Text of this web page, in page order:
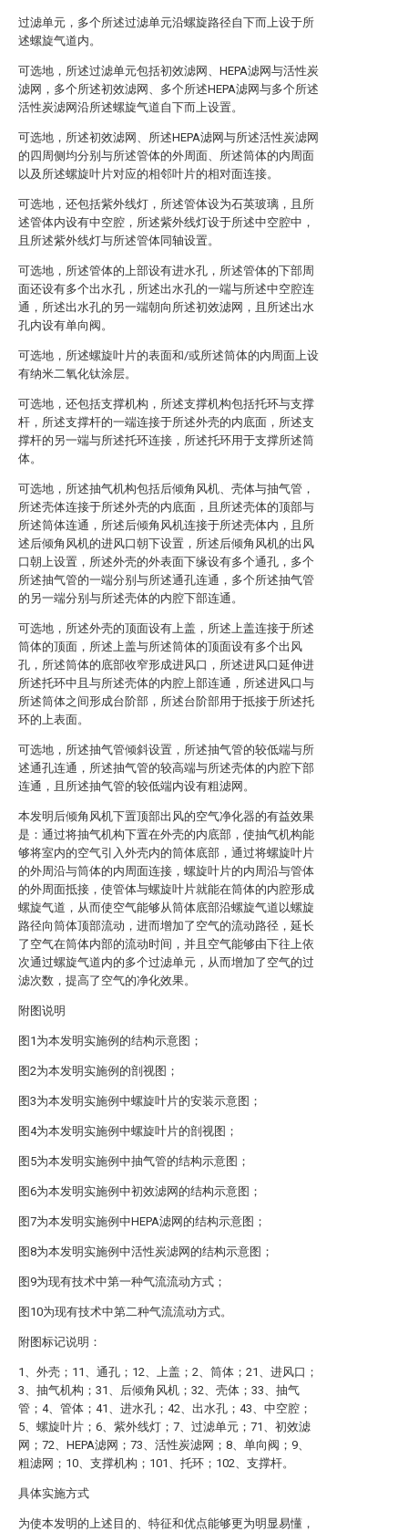
过滤单元，多个所述过滤单元沿螺旋路径自下而上设于所
述螺旋气道内。
可选地，所述过滤单元包括初效滤网、HEPA滤网与活性炭
滤网，多个所述初效滤网、多个所述HEPA滤网与多个所述
活性炭滤网沿所述螺旋气道自下而上设置。
可选地，所述初效滤网、所述HEPA滤网与所述活性炭滤网
的四周侧均分别与所述管体的外周面、所述筒体的内周面
以及所述螺旋叶片对应的相邻叶片的相对面连接。
可选地，还包括紫外线灯，所述管体设为石英玻璃，且所
述管体内设有中空腔，所述紫外线灯设于所述中空腔中，
且所述紫外线灯与所述管体同轴设置。
可选地，所述管体的上部设有进水孔，所述管体的下部周
面还设有多个出水孔，所述出水孔的一端与所述中空腔连
通，所述出水孔的另一端朝向所述初效滤网，且所述出水
孔内设有单向阀。
可选地，所述螺旋叶片的表面和/或所述筒体的内周面上设
有纳米二氧化钛涂层。
可选地，还包括支撑机构，所述支撑机构包括托环与支撑
杆，所述支撑杆的一端连接于所述外壳的内底面，所述支
撑杆的另一端与所述托环连接，所述托环用于支撑所述筒
体。
可选地，所述抽气机构包括后倾角风机、壳体与抽气管，
所述壳体连接于所述外壳的内底面，且所述壳体的顶部与
所述筒体连通，所述后倾角风机连接于所述壳体内，且所
述后倾角风机的进风口朝下设置，所述后倾角风机的出风
口朝上设置，所述外壳的外表面下缘设有多个通孔，多个
所述抽气管的一端分别与所述通孔连通，多个所述抽气管
的另一端分别与所述壳体的内腔下部连通。
可选地，所述外壳的顶面设有上盖，所述上盖连接于所述
筒体的顶面，所述上盖与所述筒体的顶面设有多个出风
孔，所述筒体的底部收窄形成进风口，所述进风口延伸进
所述托环中且与所述壳体的内腔上部连通，所述进风口与
所述筒体之间形成台阶部，所述台阶部用于抵接于所述托
环的上表面。
可选地，所述抽气管倾斜设置，所述抽气管的较低端与所
述通孔连通，所述抽气管的较高端与所述壳体的内腔下部
连通，且所述抽气管的较低端内设有粗滤网。
本发明后倾角风机下置顶部出风的空气净化器的有益效果
是：通过将抽气机构下置在外壳的内底部，使抽气机构能
够将室内的空气引入外壳内的筒体底部，通过将螺旋叶片
的外周沿与筒体的内周面连接，螺旋叶片的内周沿与管体
的外周面抵接，使管体与螺旋叶片就能在筒体的内腔形成
螺旋气道，从而使空气能够从筒体底部沿螺旋气道以螺旋
路径向筒体顶部流动，进而增加了空气的流动路径，延长
了空气在筒体内部的流动时间，并且空气能够由下往上依
次通过螺旋气道内的多个过滤单元，从而增加了空气的过
滤次数，提高了空气的净化效果。
附图说明
图1为本发明实施例的结构示意图；
图2为本发明实施例的剖视图；
图3为本发明实施例中螺旋叶片的安装示意图；
图4为本发明实施例中螺旋叶片的剖视图；
图5为本发明实施例中抽气管的结构示意图；
图6为本发明实施例中初效滤网的结构示意图；
图7为本发明实施例中HEPA滤网的结构示意图；
图8为本发明实施例中活性炭滤网的结构示意图；
图9为现有技术中第一种气流流动方式；
图10为现有技术中第二种气流流动方式。
附图标记说明：
1、外壳；11、通孔；12、上盖；2、筒体；21、进风口；
3、抽气机构；31、后倾角风机；32、壳体；33、抽气
管；4、管体；41、进水孔；42、出水孔；43、中空腔；
5、螺旋叶片；6、紫外线灯；7、过滤单元；71、初效滤
网；72、HEPA滤网；73、活性炭滤网；8、单向阀；9、
粗滤网；10、支撑机构；101、托环；102、支撑杆。
具体实施方式
为使本发明的上述目的、特征和优点能够更为明显易懂，